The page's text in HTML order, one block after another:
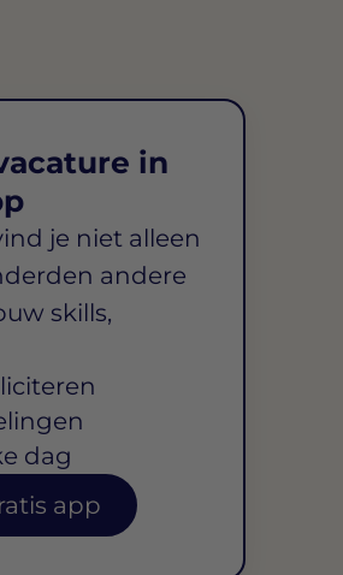
in
je niet alleen
andere
skills,
dag
app